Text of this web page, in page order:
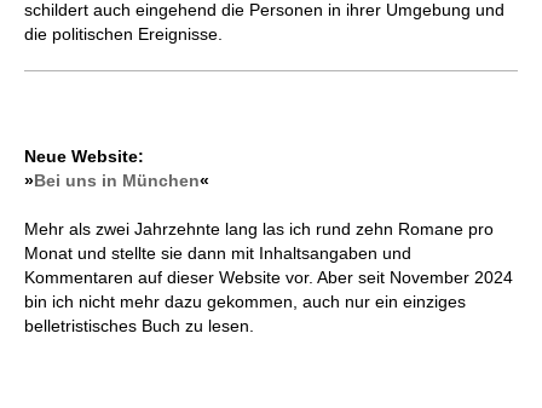
schildert auch eingehend die Personen in ihrer Umgebung und
die politischen Ereignisse.
Neue Website:
»Bei uns in München«
Mehr als zwei Jahrzehnte lang las ich rund zehn Romane pro
Monat und stellte sie dann mit Inhaltsangaben und
Kommentaren auf dieser Website vor. Aber seit November 2024
bin ich nicht mehr dazu gekommen, auch nur ein einziges
belletristisches Buch zu lesen.